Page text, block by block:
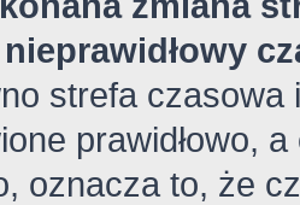
strefa
prawidłowo,
oznacza to, że